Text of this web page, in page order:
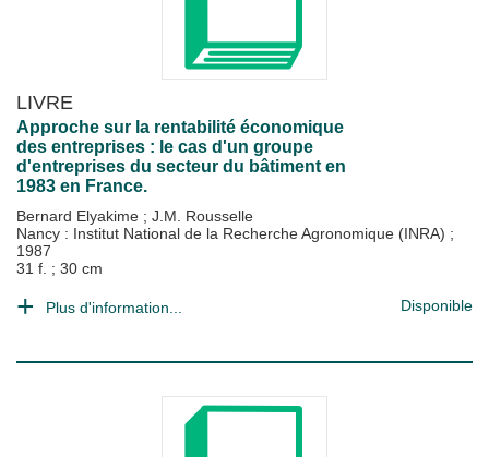
LIVRE
Approche sur la rentabilité économique
des entreprises : le cas d'un groupe
d'entreprises du secteur du bâtiment en
1983 en France.
Bernard Elyakime ; J.M. Rousselle
Nancy : Institut National de la Recherche Agronomique (INRA) ;
1987
31 f. ; 30 cm
Plus d'information... Disponible